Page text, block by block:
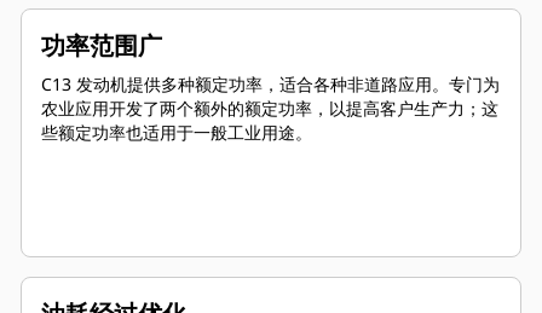
功率范围广
C13 发动机提供多种额定功率，适合各种非道路应用。专门为
农业应用开发了两个额外的额定功率，以提高客户生产力；这
些额定功率也适用于一般工业用途。